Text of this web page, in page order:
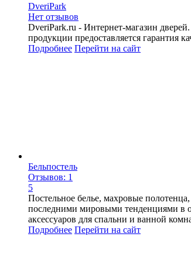
DveriPark
Нет отзывов
DveriPark.ru - Интернет-магазин
продукции предоставляется гарантия
Подробнее Перейти на сайт
Бельпостель
Отзывов: 1
5
Постельное белье, махровые
последними мировыми тенденциями в
аксессуаров для спальни и ванной
Подробнее Перейти на сайт